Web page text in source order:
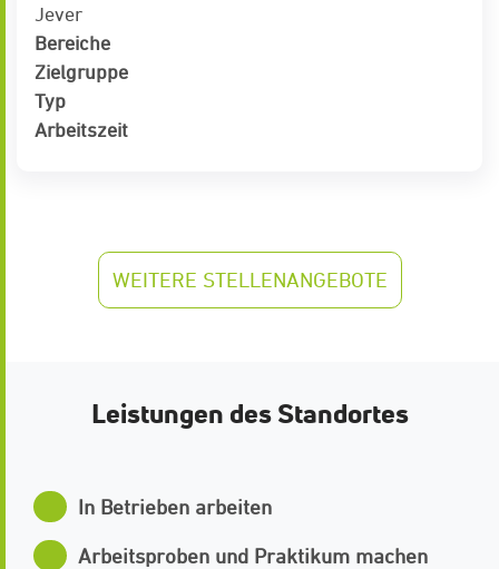
Jever
Bereiche
Zielgruppe
Typ
Arbeitszeit
WEITERE STELLENANGEBOTE
Leistungen des Standortes
In Betrieben arbeiten
Arbeitsproben und Praktikum machen